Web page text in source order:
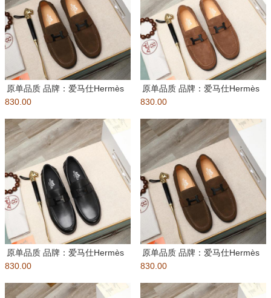
原单品质 品牌：爱马仕Hermès
标准码：男码:....
830.00
原单品质 品牌：爱马仕Hermès
标准码：男码:....
830.00
原单品质 品牌：爱马仕Hermès
标准码：男码:....
830.00
原单品质 品牌：爱马仕Hermès
标准码：男码:....
830.00